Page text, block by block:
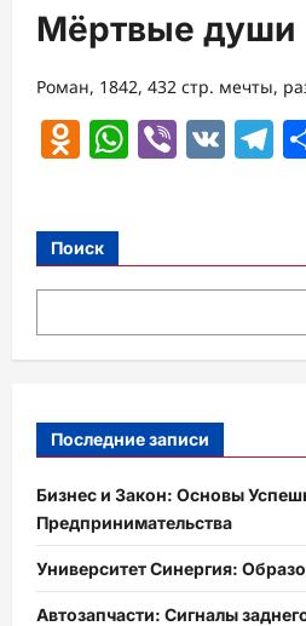
Мёртвые души
Роман, 1842, 432 стр. мечты,
Viber
VK
Поиск
Последние записи
Бизнес и Закон: Основы
Предпринимательства
Университет Синергия:
Автозапчасти: Сигналы